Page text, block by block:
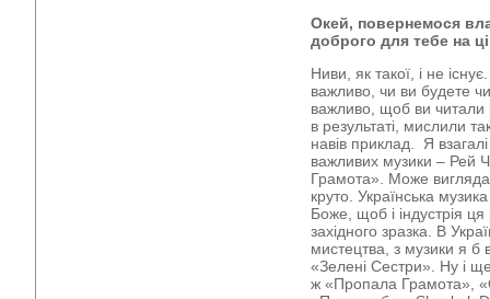
Окей, повернемося
доброго для тебе на
Ниви, як такої, і не
важливо, чи ви будете
важливо, щоб ви читали
в результаті, мислили
навів приклад. Я
важливих музики – Рей
Грамота». Може
круто. Українська
Боже, щоб і індустрія
західного зразка. В
мистецтва, з музики я б
«Зелені Сестри». Ну і
ж «Пропала Грамота»,